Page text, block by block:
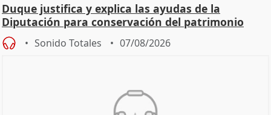
Duque justifica y explica las ayudas de la
Diputación para conservación del patrimonio
Sonido Totales 07/08/2026